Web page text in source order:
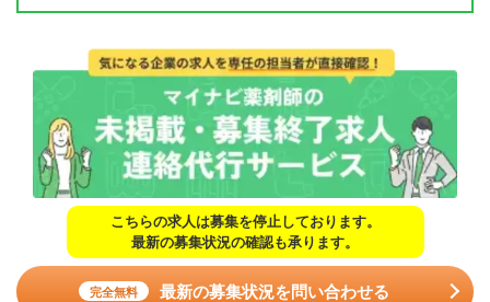
こちらの求人は募集を停止しております。
最新の募集状況の確認も承ります。
完全無料 最新の募集状況を問い合わせる